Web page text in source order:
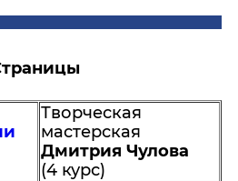
Творческая
мастерская
Дмитрия Чулова
(4 курс)